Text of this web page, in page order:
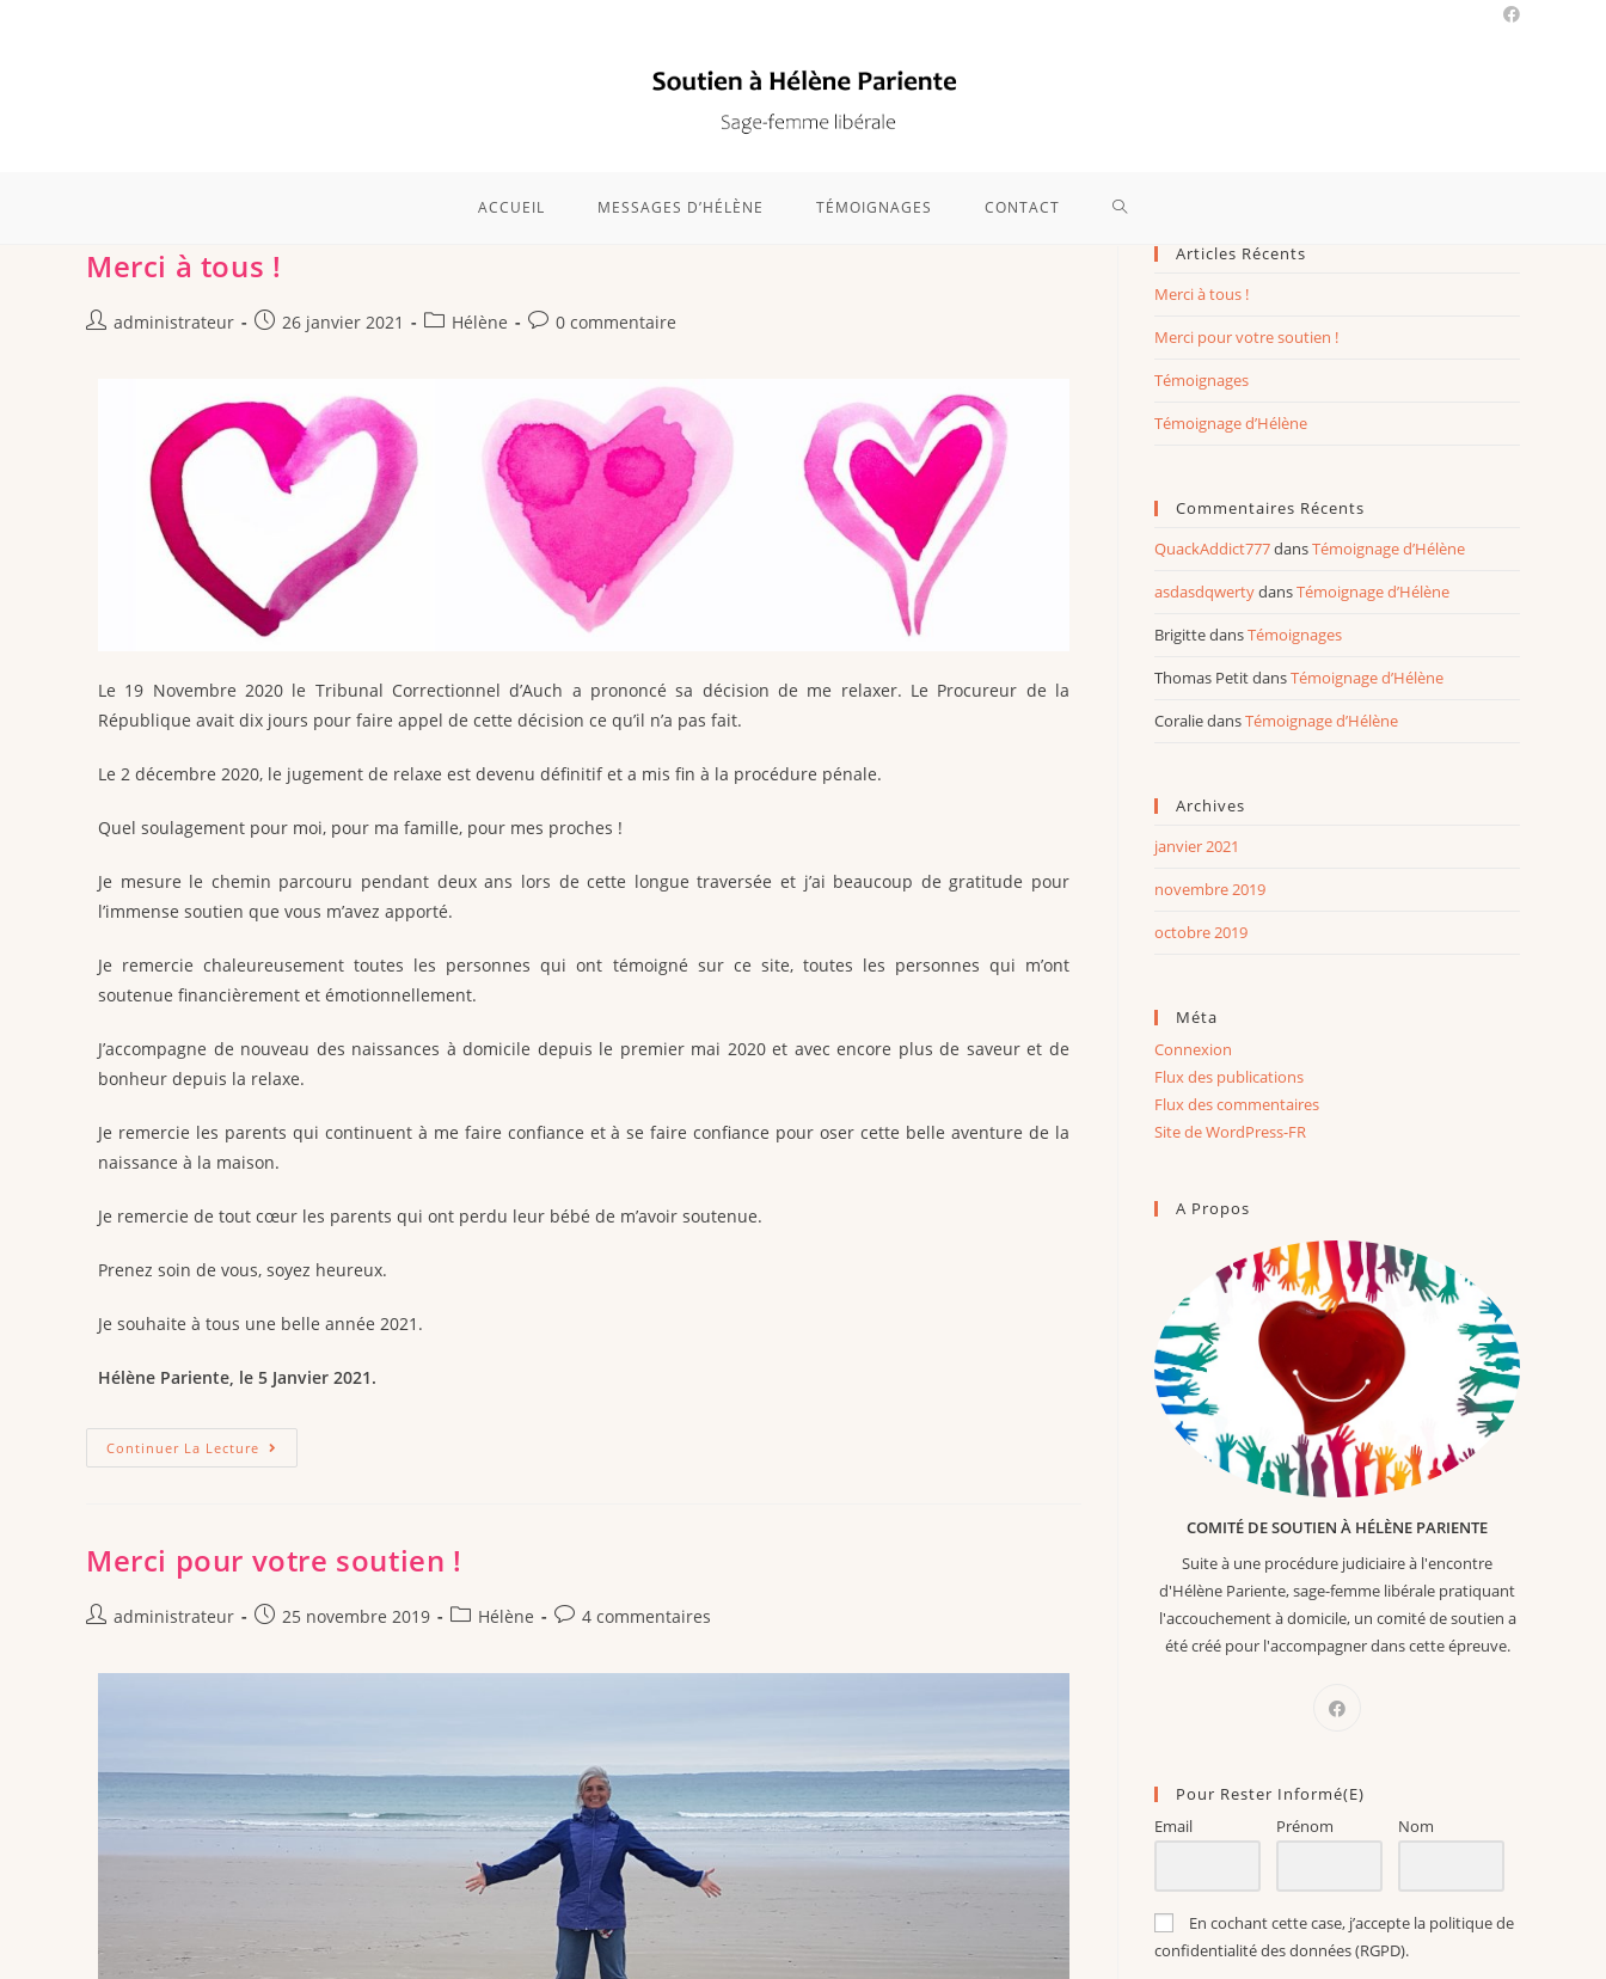
ACCUEIL MESSAGES D’HÉLÈNE TÉMOIGNAGES CONTACT
Merci à tous !
administrateur 26 janvier 2021 Hélène 0 commentaire
Le 19 Novembre 2020 le Tribunal Correctionnel d’Auch a prononcé sa décision de me relaxer. Le Procureur de la
République avait dix jours pour faire appel de cette décision ce qu’il n’a pas fait.
Le 2 décembre 2020, le jugement de relaxe est devenu définitif et a mis fin à la procédure pénale.
Quel soulagement pour moi, pour ma famille, pour mes proches !
Je mesure le chemin parcouru pendant deux ans lors de cette longue traversée et j’ai beaucoup de gratitude pour
l’immense soutien que vous m’avez apporté.
Je remercie chaleureusement toutes les personnes qui ont témoigné sur ce site, toutes les personnes qui m’ont
soutenue financièrement et émotionnellement.
J’accompagne de nouveau des naissances à domicile depuis le premier mai 2020 et avec encore plus de saveur et de
bonheur depuis la relaxe.
Je remercie les parents qui continuent à me faire confiance et à se faire confiance pour oser cette belle aventure de la
naissance à la maison.
Je remercie de tout cœur les parents qui ont perdu leur bébé de m’avoir soutenue.
Prenez soin de vous, soyez heureux.
Je souhaite à tous une belle année 2021.
Hélène Pariente, le 5 Janvier 2021.
Continuer La Lecture
Merci pour votre soutien !
administrateur 25 novembre 2019 Hélène 4 commentaires
Articles Récents
Merci à tous !
Merci pour votre soutien !
Témoignages
Témoignage d’Hélène
Commentaires Récents
QuackAddict777dansTémoignage d’Hélène
asdasdqwertydansTémoignage d’Hélène
BrigittedansTémoignages
Thomas PetitdansTémoignage d’Hélène
CoraliedansTémoignage d’Hélène
Archives
janvier 2021
novembre 2019
octobre 2019
Méta
Connexion
Flux des publications
Flux des commentaires
Site de WordPress-FR
A Propos
COMITÉ DE SOUTIEN À HÉLÈNE PARIENTE
Suite à une procédure judiciaire à l'encontre
d'Hélène Pariente, sage-femme libérale pratiquant
l'accouchement à domicile, un comité de soutien a
été créé pour l'accompagner dans cette épreuve.
Pour Rester Informé(e)
Email
Prénom Nom
En cochant cette case, j’accepte la politique de
confidentialité des données (RGPD).